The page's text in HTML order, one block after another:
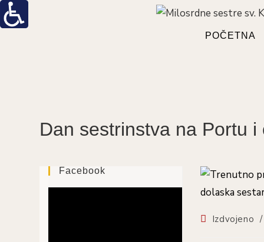
Preskoči
na
POČETNA
Dan sestrinstva na Portu
Kategorija
Izdvojeno /
Facebook